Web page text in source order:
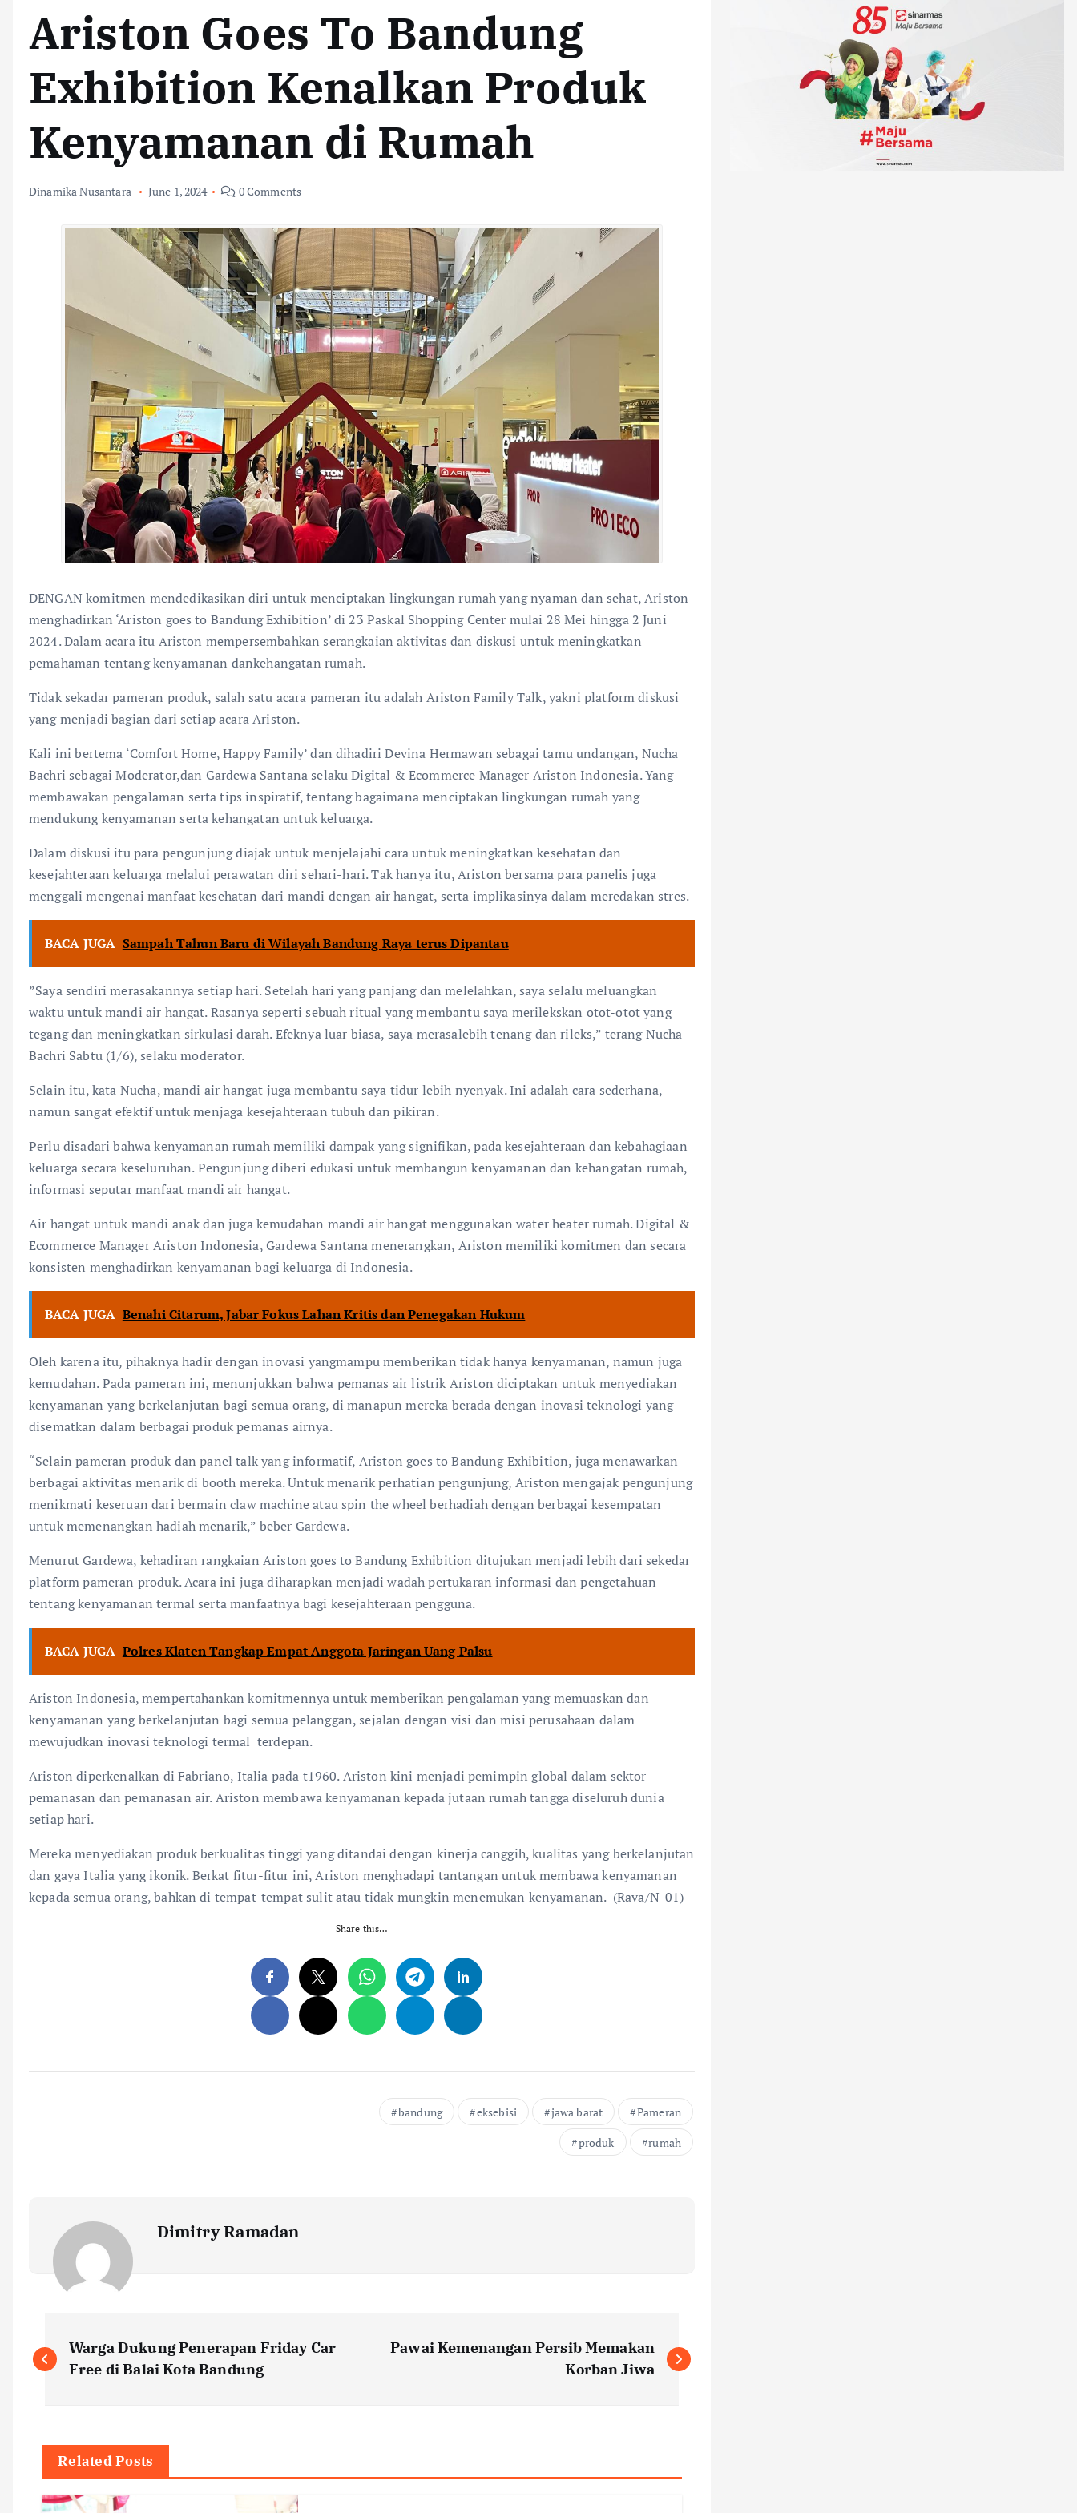
Ariston Goes To Bandung
Exhibition Kenalkan Produk
Kenyamanan di Rumah
Dinamika Nusantara June 1, 2024 0 Comments
DENGAN komitmen mendedikasikan diri untuk menciptakan lingkungan rumah yang nyaman dan sehat, Ariston
menghadirkan ‘Ariston goes to Bandung Exhibition’ di 23 Paskal Shopping Center mulai 28 Mei hingga 2 Juni
2024. Dalam acara itu Ariston mempersembahkan serangkaian aktivitas dan diskusi untuk meningkatkan
pemahaman tentang kenyamanan dankehangatan rumah.
Tidak sekadar pameran produk, salah satu acara pameran itu adalah Ariston Family Talk, yakni platform diskusi
yang menjadi bagian dari setiap acara Ariston.
Kali ini bertema ‘Comfort Home, Happy Family’ dan dihadiri Devina Hermawan sebagai tamu undangan, Nucha
Bachri sebagai Moderator,dan Gardewa Santana selaku Digital & Ecommerce Manager Ariston Indonesia. Yang
membawakan pengalaman serta tips inspiratif, tentang bagaimana menciptakan lingkungan rumah yang
mendukung kenyamanan serta kehangatan untuk keluarga.
Dalam diskusi itu para pengunjung diajak untuk menjelajahi cara untuk meningkatkan kesehatan dan
kesejahteraan keluarga melalui perawatan diri sehari-hari. Tak hanya itu, Ariston bersama para panelis juga
menggali mengenai manfaat kesehatan dari mandi dengan air hangat, serta implikasinya dalam meredakan stres.
BACA JUGA Sampah Tahun Baru di Wilayah Bandung Raya terus Dipantau
”Saya sendiri merasakannya setiap hari. Setelah hari yang panjang dan melelahkan, saya selalu meluangkan
waktu untuk mandi air hangat. Rasanya seperti sebuah ritual yang membantu saya merilekskan otot-otot yang
tegang dan meningkatkan sirkulasi darah. Efeknya luar biasa, saya merasalebih tenang dan rileks,” terang Nucha
Bachri Sabtu (1/6), selaku moderator.
Selain itu, kata Nucha, mandi air hangat juga membantu saya tidur lebih nyenyak. Ini adalah cara sederhana,
namun sangat efektif untuk menjaga kesejahteraan tubuh dan pikiran.
Perlu disadari bahwa kenyamanan rumah memiliki dampak yang signifikan, pada kesejahteraan dan kebahagiaan
keluarga secara keseluruhan. Pengunjung diberi edukasi untuk membangun kenyamanan dan kehangatan rumah,
informasi seputar manfaat mandi air hangat.
Air hangat untuk mandi anak dan juga kemudahan mandi air hangat menggunakan water heater rumah. Digital &
Ecommerce Manager Ariston Indonesia, Gardewa Santana menerangkan, Ariston memiliki komitmen dan secara
konsisten menghadirkan kenyamanan bagi keluarga di Indonesia.
BACA JUGA Benahi Citarum, Jabar Fokus Lahan Kritis dan Penegakan Hukum
Oleh karena itu, pihaknya hadir dengan inovasi yangmampu memberikan tidak hanya kenyamanan, namun juga
kemudahan. Pada pameran ini, menunjukkan bahwa pemanas air listrik Ariston diciptakan untuk menyediakan
kenyamanan yang berkelanjutan bagi semua orang, di manapun mereka berada dengan inovasi teknologi yang
disematkan dalam berbagai produk pemanas airnya.
“Selain pameran produk dan panel talk yang informatif, Ariston goes to Bandung Exhibition, juga menawarkan
berbagai aktivitas menarik di booth mereka. Untuk menarik perhatian pengunjung, Ariston mengajak pengunjung
menikmati keseruan dari bermain claw machine atau spin the wheel berhadiah dengan berbagai kesempatan
untuk memenangkan hadiah menarik,” beber Gardewa.
Menurut Gardewa, kehadiran rangkaian Ariston goes to Bandung Exhibition ditujukan menjadi lebih dari sekedar
platform pameran produk. Acara ini juga diharapkan menjadi wadah pertukaran informasi dan pengetahuan
tentang kenyamanan termal serta manfaatnya bagi kesejahteraan pengguna.
BACA JUGA Polres Klaten Tangkap Empat Anggota Jaringan Uang Palsu
Ariston Indonesia, mempertahankan komitmennya untuk memberikan pengalaman yang memuaskan dan
kenyamanan yang berkelanjutan bagi semua pelanggan, sejalan dengan visi dan misi perusahaan dalam
mewujudkan inovasi teknologi termal terdepan.
Ariston diperkenalkan di Fabriano, Italia pada t1960. Ariston kini menjadi pemimpin global dalam sektor
pemanasan dan pemanasan air. Ariston membawa kenyamanan kepada jutaan rumah tangga diseluruh dunia
setiap hari.
Mereka menyediakan produk berkualitas tinggi yang ditandai dengan kinerja canggih, kualitas yang berkelanjutan
dan gaya Italia yang ikonik. Berkat fitur-fitur ini, Ariston menghadapi tantangan untuk membawa kenyamanan
kepada semua orang, bahkan di tempat-tempat sulit atau tidak mungkin menemukan kenyamanan. (Rava/N-01)
Share this…
bandung eksebisi jawa barat
Pameran
produk
rumah
Dimitry Ramadan
P
o
t
Warga Dukung Penerapan Friday Car
Free di Balai Kota Bandung
Pawai Kemenangan Persib Memakan
Korban Jiwa
Related Posts